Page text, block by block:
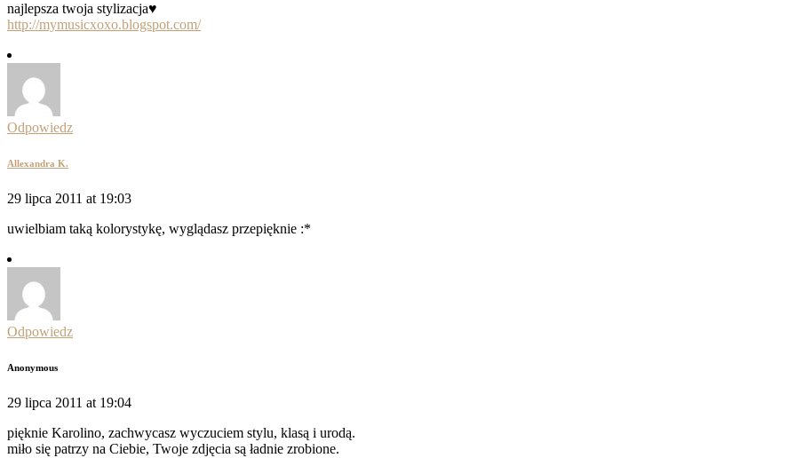
najlepsza twoja stylizacja♥
http://mymusicxoxo.blogspot.com/
Odpowiedz
Allexandra K.
29 lipca 2011 at 19:03
uwielbiam taką kolorystykę, wyglądasz przepięknie :*
Odpowiedz
Anonymous
29 lipca 2011 at 19:04
pięknie Karolino, zachwycasz wyczuciem stylu, klasą i urodą.
miło się patrzy na Ciebie, Twoje zdjęcia są ładnie zrobione.